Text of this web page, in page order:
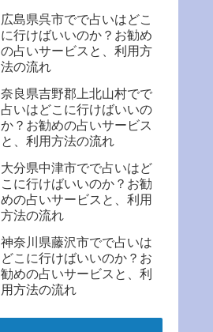
広島県呉市でで占いはどこ
に行けばいいのか？お勧め
の占いサービスと、利用方
法の流れ
奈良県吉野郡上北山村でで
占いはどこに行けばいいの
か？お勧めの占いサービス
と、利用方法の流れ
大分県中津市でで占いはど
こに行けばいいのか？お勧
めの占いサービスと、利用
方法の流れ
神奈川県藤沢市でで占いは
どこに行けばいいのか？お
勧めの占いサービスと、利
用方法の流れ